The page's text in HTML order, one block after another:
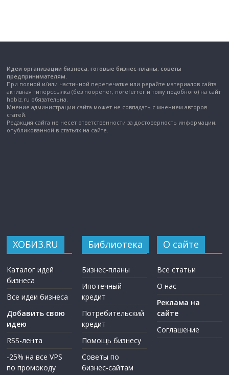
Идеи организации бизнеса, готовые бизнес-планы, советы
предпринимателям.
При полной и/или частичной перепечатке или рерайте материалов сайта
активная гиперссылка (без noopener, noreferrer и тому подобного) на сайт
hobiz.ru обязательна.
Мнение администрации сайта может не совпадать с мнением авторов
статей.
Редакция сайта не несет ответственности за достоверность информации,
опубликованной в статьях на сайте.
ХОБИЗ.RU
Каталог идей
бизнеса
Все идеи бизнеса
Добавить свою
идею
RSS-лента
-25% на все VPS
по промокоду
Библиотека
Бизнес-планы
Ипотечный
кредит
Потребительский
кредит
Помощь бизнесу
Советы по
бизнес-сайтам
О сайте
Все статьи
О нас
Реклама на
сайте
Соглашение